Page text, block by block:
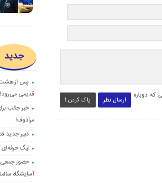
ارسال نظر پاک کردن !
که دوباره
جدید
پس از هشت
قدیمی می‌رود!
خبر جالب
مرادوف!
دبیر جدید
لیگ حرفه‌ای
حضور جمعی
آسایشگاه